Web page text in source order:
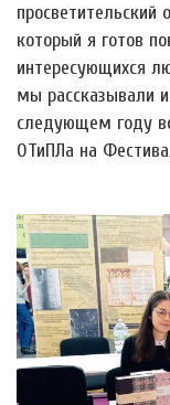
который я готов
интересующихся
мы рассказывали
следующем году
ОТиПЛа на